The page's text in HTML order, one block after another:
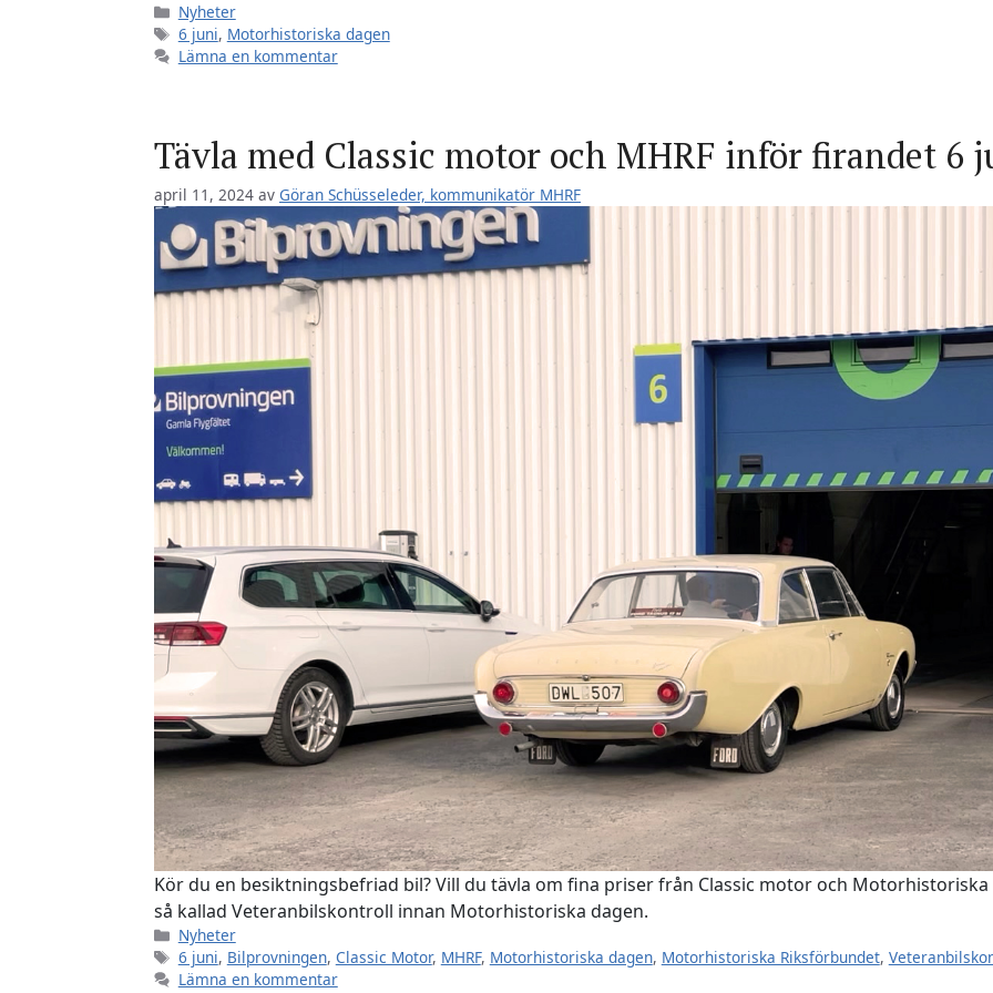
Kategorier
Nyheter
Etiketter
6 juni, Motorhistoriska dagen
Lämna en kommentar
Tävla med Classic motor och MHRF inför firandet 6
april 11, 2024 av Göran Schüsseleder, kommunikatör MHRF
Kör du en besiktningsbefriad bil? Vill du tävla om fina priser från Classic motor och
så kallad Veteranbilskontroll innan Motorhistoriska dagen.
Kategorier
Nyheter
Etiketter
6 juni, Bilprovningen, Classic Motor, MHRF, Motorhistoriska dagen, Motorhistoriska Riksförbundet,
Lämna en kommentar